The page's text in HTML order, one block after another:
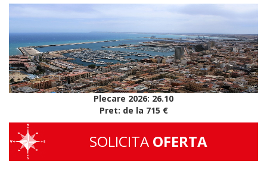
Plecare 2026: 26.10
Pret: de la 715 €
SOLICITA OFERTA